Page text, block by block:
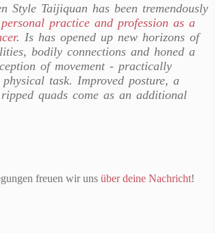
Style Taijiquan has been tremendously
personal practice and profession as a
. Is has opened up new horizons of
bodily connections and honed a
of movement - practically
task. Improved posture, a
quads come as an additional
freuen wir uns über deine Nachricht!